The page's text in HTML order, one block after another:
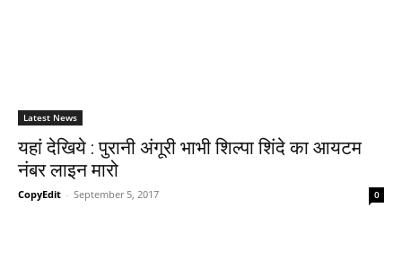
Latest News
यहां देखिये : पुरानी अंगूरी भाभी शिल्पा शिंदे का आयटम
नंबर लाइन मारो
CopyEdit - September 5, 2017 0